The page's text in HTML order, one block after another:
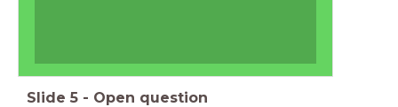
Slide 5 - Open question